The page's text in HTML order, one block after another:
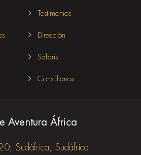
Testimonios
Dirección
Safaris
Consúltanos
Aventura África
Sudáfrica, Sudáfrica